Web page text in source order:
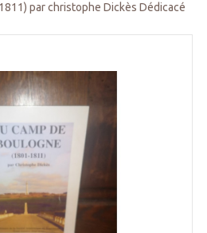
par christophe Dickès Dédicacé